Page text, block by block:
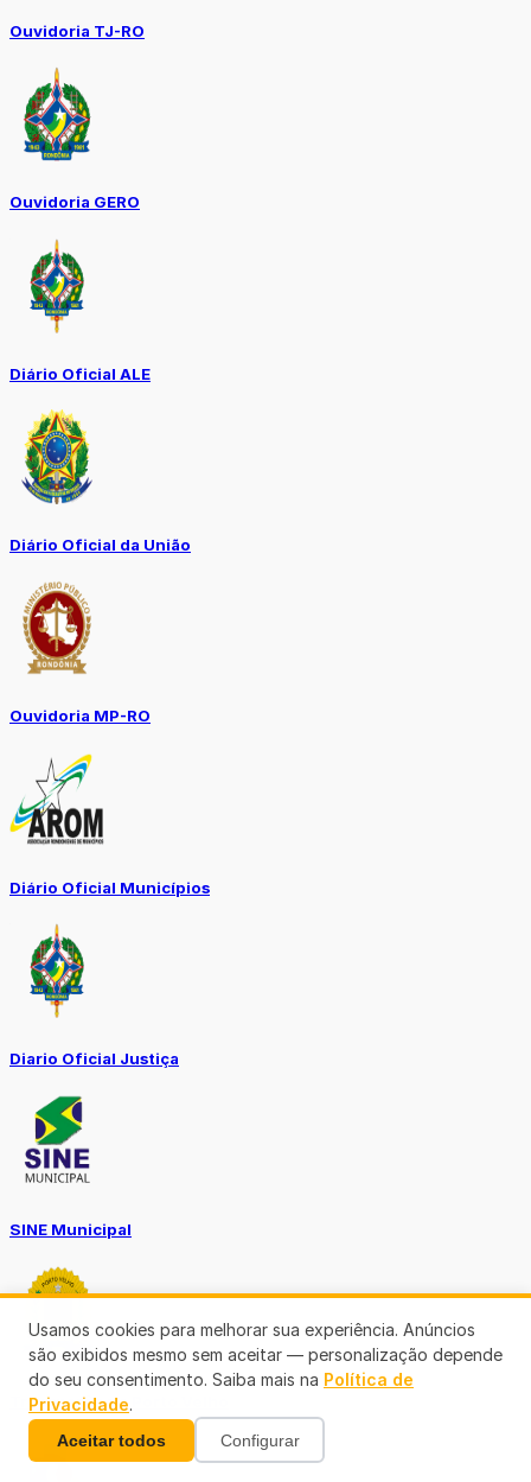
Ouvidoria TJ-RO
Ouvidoria GERO
Diário Oficial ALE
Diário Oficial da União
Ouvidoria MP-RO
Diário Oficial Municípios
Diario Oficial Justiça
SINE Municipal
Transparência Porto Velho
Usamos cookies para melhorar sua experiência. Anúncios
são exibidos mesmo sem aceitar — personalização depende
do seu consentimento. Saiba mais na Política de
Privacidade.
Aceitar todos Configurar